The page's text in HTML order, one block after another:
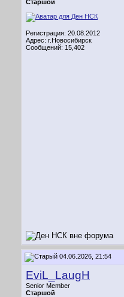
Старшой
Регистрация: 20.08.2012
Адрес: г.Новосибирск
Сообщений: 15,402
04.06.2026, 21:54
EviL_LaugH
Senior Member
Старшой